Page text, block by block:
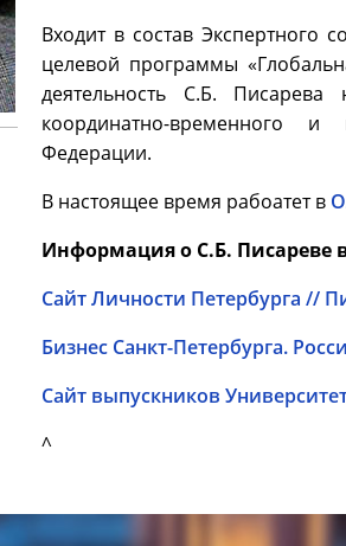
Входит в состав Экспертного
целевой программы
деятельность С.Б.
координатно-временного
Федерации.
В настоящее время рабоатет в
Информация о С.Б. Писареве
Сайт Личности Петербурга //
Бизнес Санкт-Петербурга.
Сайт выпускников
^